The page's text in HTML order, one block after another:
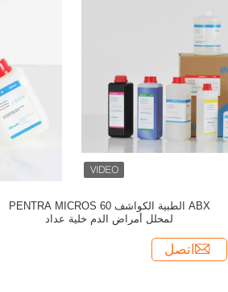
ABX الطبية الكواشف PENTRA MICROS 60
لمحلل أمراض الدم خلية عداد
اتصل